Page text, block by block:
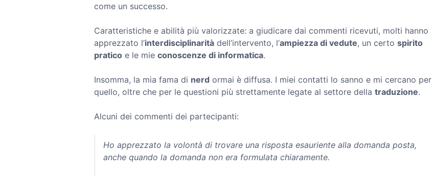
come un successo.
Caratteristiche e abilità più valorizzate: a giudicare dai commenti ricevuti, molti hanno
apprezzato l’interdisciplinarità dell’intervento, l’ampiezza di vedute, un certo spirito
pratico e le mie conoscenze di informatica.
Insomma, la mia fama di nerd ormai è diffusa. I miei contatti lo sanno e mi cercano per
quello, oltre che per le questioni più strettamente legate al settore della traduzione.
Alcuni dei commenti dei partecipanti:
Ho apprezzato la volontà di trovare una risposta esauriente alla domanda posta,
anche quando la domanda non era formulata chiaramente.